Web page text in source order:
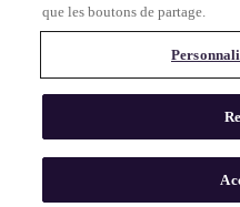
© 2025 Match Group.
Tous droits réservés. MATCH
MG sont des marques
Toutes les autres marques
que les boutons de partage.